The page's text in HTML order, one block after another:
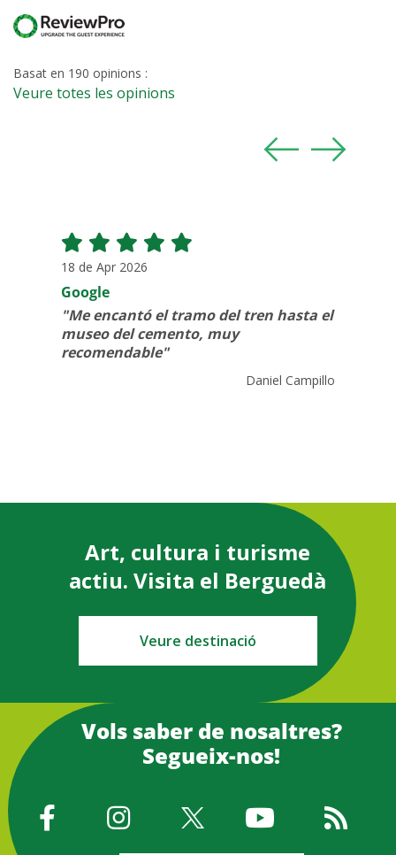
18 de Apr 2026
Google
Me encantó el tramo del tren hasta el
museo del cemento, muy
recomendable
Daniel Campillo
Basat en 190 opinions :
Veure totes les opinions
Art, cultura i turisme
actiu. Visita el Berguedà
Veure destinació
Vols saber de nosaltres?
Segueix-nos!